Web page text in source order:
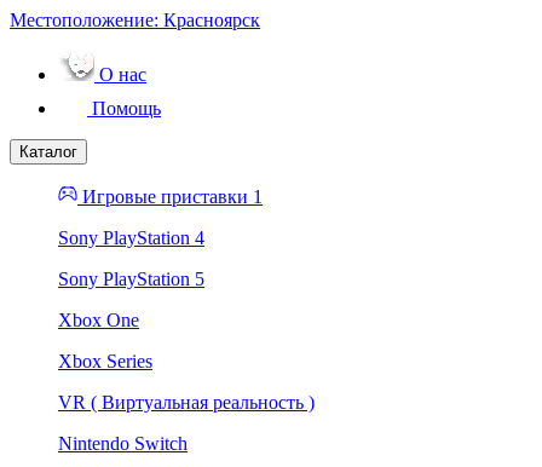
Местоположение: Красноярск
О нас
Помощь
Каталог
Игровые приставки 1
Sony PlayStation 4
Sony PlayStation 5
Xbox One
Xbox Series
VR ( Виртуальная реальность )
Nintendo Switch